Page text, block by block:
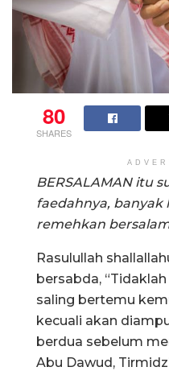
80
SHARES
BERSALAMAN itu
faedahnya, banyak
remehkan
Rasulullah
bersabda,
saling bertemu
kecuali akan
berdua sebelum
Abu Dawud,